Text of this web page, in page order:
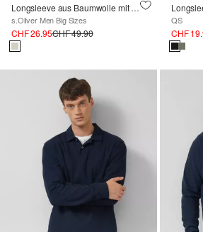
Longsleeve aus Baumwolle mit Discovery Channel®-Artwork
s.Oliver Men Big Sizes
CHF 26.95CHF 49.90
QS
CHF